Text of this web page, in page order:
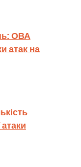
ОВА
атак на